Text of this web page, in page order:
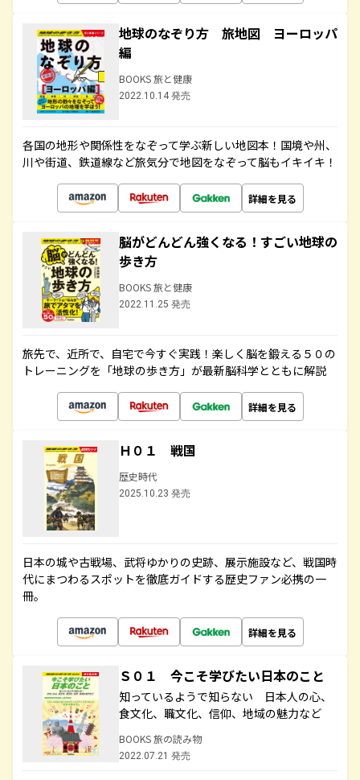
地球のなぞり方 旅地図 ヨーロッパ
編
BOOKS 旅と健康
2022.10.14 発売
各国の地形や関係性をなぞって学ぶ新しい地図本！国境や州、
川や街道、鉄道線など旅気分で地図をなぞって脳もイキイキ！
詳細を見る
脳がどんどん強くなる！すごい地球の
歩き方
BOOKS 旅と健康
2022.11.25 発売
旅先で、近所で、自宅で今すぐ実践！楽しく脳を鍛える５０の
トレーニングを「地球の歩き方」が最新脳科学とともに解説
詳細を見る
Ｈ０１ 戦国
歴史時代
2025.10.23 発売
日本の城や古戦場、武将ゆかりの史跡、展示施設など、戦国時
代にまつわるスポットを徹底ガイドする歴史ファン必携の一
冊。
詳細を見る
Ｓ０１ 今こそ学びたい日本のこと
知っているようで知らない 日本人の心、
食文化、職文化、信仰、地域の魅力など
BOOKS 旅の読み物
2022.07.21 発売